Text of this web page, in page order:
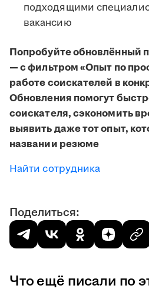
подходящими
вакансию
Попробуйте обновлённый
— с фильтром «Опыт по
работе соискателей в
Обновления помогут
соискателя, сэкономить
выявить даже тот опыт,
названии резюме
Найти сотрудника
Поделиться:
Что ещё писали по